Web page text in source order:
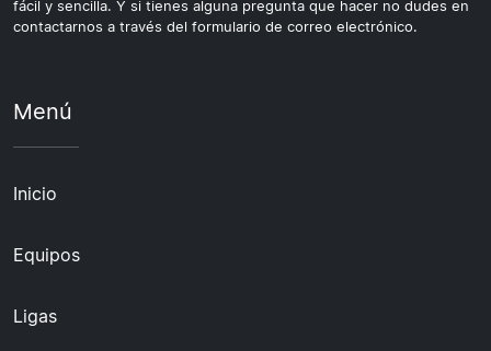
fácil y sencilla. Y si tienes alguna pregunta que hacer no dudes en
contactarnos a través del formulario de correo electrónico.
Menú
Inicio
Equipos
Ligas